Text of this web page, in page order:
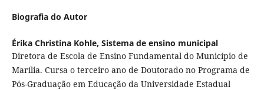
Biografia do Autor
Érika Christina Kohle, Sistema de ensino municipal
Diretora de Escola de Ensino Fundamental do Município de
Marília. Cursa o terceiro ano de Doutorado no Programa de
Pós-Graduação em Educação da Universidade Estadual